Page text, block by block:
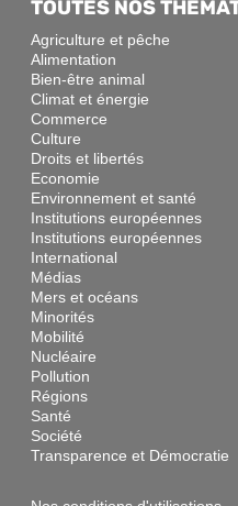
TOUTES NOS
Agriculture et pêche
Alimentation
Bien-être animal
Climat et énergie
Commerce
Culture
Droits et libertés
Economie
Environnement et santé
Institutions européennes
Institutions européennes
International
Médias
Mers et océans
Minorités
Mobilité
Nucléaire
Pollution
Régions
Santé
Société
Transparence et Démocratie